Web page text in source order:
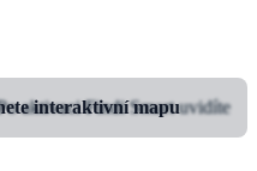
interaktivní mapu
aktivaci Findi Smart uvidíte